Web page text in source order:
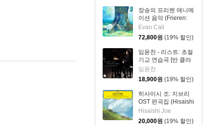
장송의 프리렌 애니메
이션 음악 (Frieren:
Beyond Journey's
End - Original
Soundtrack) [블루 &
그린 컬러 2LP]
Evan Call
72,800원 (19% 할인)
임윤찬 - 리스트: 초절
기교 연습곡 [반 클라
이번 콩쿠르 실황 녹
음]
임윤찬
18,900원 (19% 할인)
히사이시 조: 지브리
OST 편곡집 (Hisaishi
Joe: Symphonic
Celebration)
Hisaishi Joe
20,000원 (19% 할인)